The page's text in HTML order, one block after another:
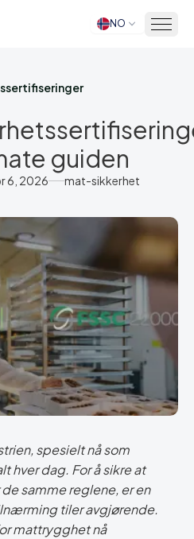
NO
guiden
6, 2026 mat-sikkerhet
spesielt nå som
hver dag. For å sikre at
samme reglene, er en
tiler avgjørende.
mattrygghet nå